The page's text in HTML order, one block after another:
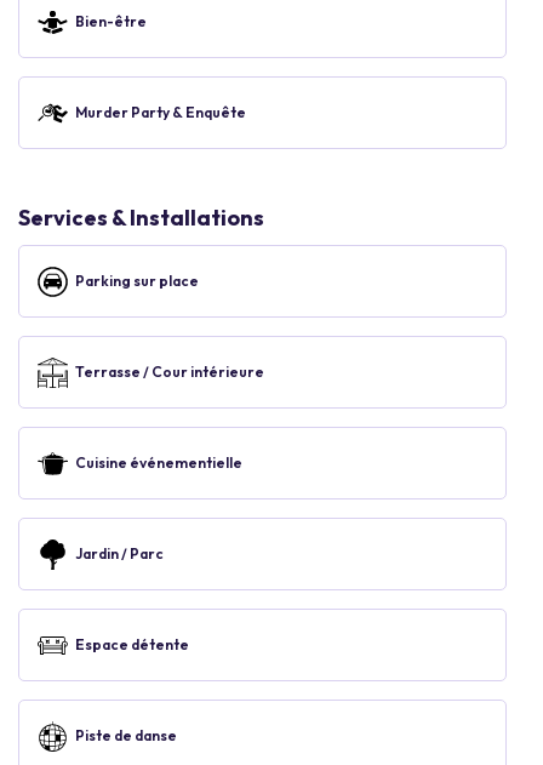
Bien-être
Murder Party & Enquête
Services & Installations
Parking sur place
Terrasse / Cour intérieure
Cuisine événementielle
Jardin / Parc
Espace détente
Piste de danse